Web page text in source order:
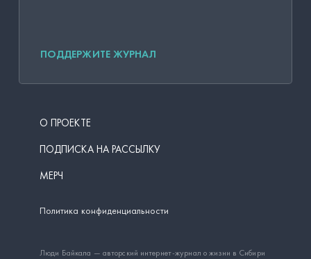
ПОДДЕРЖИТЕ ЖУРНАЛ
О ПРОЕКТЕ
ПОДПИСКА НА РАССЫЛКУ
МЕРЧ
Политика конфиденциальности
Люди Байкала — авторский интернет-журнал о жизни в Сибири